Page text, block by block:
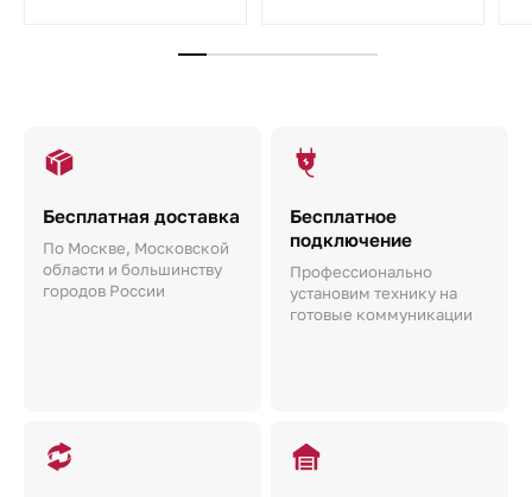
Бесплатная доставка
По Москве, Московской
области и большинству
городов России
Бесплатное
подключение
Профессионально
установим технику на
готовые коммуникации